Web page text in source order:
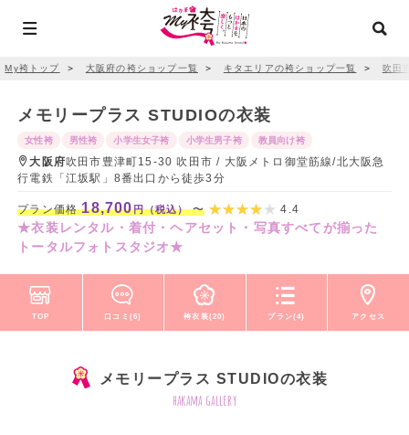
My袴トップ ＞ 大阪府の袴ショップ一覧 ＞ キタエリアの袴ショップ一覧 ＞ 吹田
メモリープラス STUDIOの衣装
女性袴 男性袴 小学生女子袴 小学生男子袴 教員向け袴
大阪府吹田市豊津町15-30 吹田市 / 大阪メトロ御堂筋線/北大阪急
行電鉄「江坂駅」8番出口から徒歩3分
プラン価格18,700円（税込）〜 4.4
★衣装レンタル・着付・ヘアセット・写真すべてが揃った
トータルフォトスタジオ★
TOP 口コミ(6) 袴衣装(20) プラン(4) アクセス
メモリープラス STUDIOの衣装
hakama gallery